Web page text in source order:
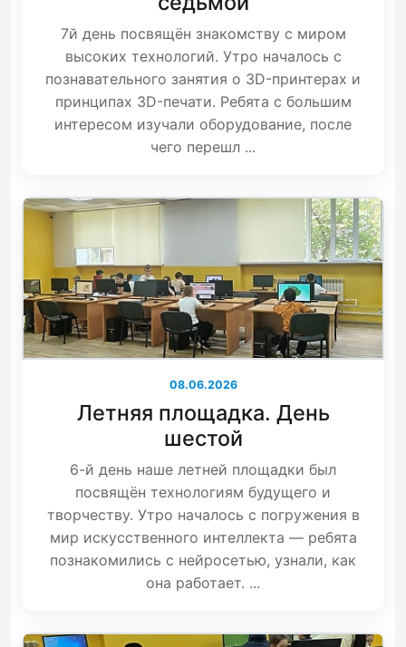
7й день посвящён знакомству с миром
высоких технологий. Утро началось с
познавательного занятия о 3D-принтерах и
принципах 3D-печати. Ребята с большим
интересом изучали оборудование, после
чего перешл ...
08.06.2026
Летняя площадка. День
шестой
6-й день наше летней площадки был
посвящён технологиям будущего и
творчеству. Утро началось с погружения в
мир искусственного интеллекта — ребята
познакомились с нейросетью, узнали, как
она работает. ...